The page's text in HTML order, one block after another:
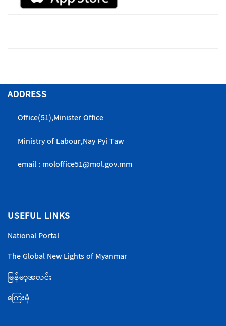
ADDRESS
Office(51),Minister Office
Ministry of Labour,Nay Pyi Taw
email : moloffice51@mol.gov.mm
USEFUL LINKS
National Portal
The Global New Lights of Myanmar
မြန်မာ့အလင်း
ကြေးမုံ